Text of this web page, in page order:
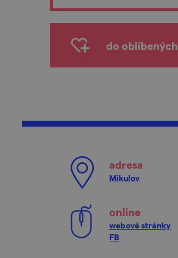
do oblíbených
adresa
Mikulov
online
webové stránky
FB